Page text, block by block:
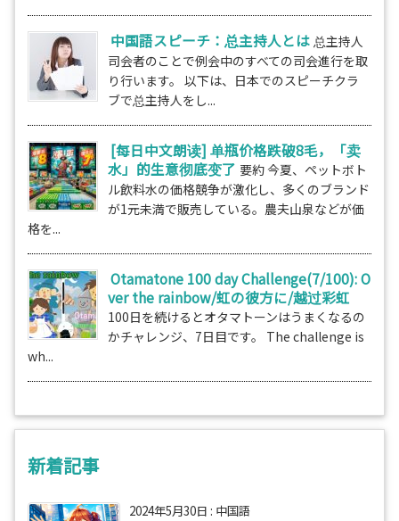
中国語スピーチ：总主持人とは 总主持人
司会者のことで例会中のすべての司会進行を取
り行います。 以下は、日本でのスピーチクラ
ブで总主持人をし...
[每日中文朗读] 单瓶价格跌破8毛，「卖
水」的生意彻底变了 要約 今夏、ペットボト
ル飲料水の価格競争が激化し、多くのブランド
が1元未満で販売している。農夫山泉などが価
格を...
Otamatone 100 day Challenge(7/100): O
ver the rainbow/虹の彼方に/越过彩虹
100日を続けるとオタマトーンはうまくなるの
かチャレンジ、7日目です。 The challenge is
wh...
新着記事
2024年5月30日 : 中国語